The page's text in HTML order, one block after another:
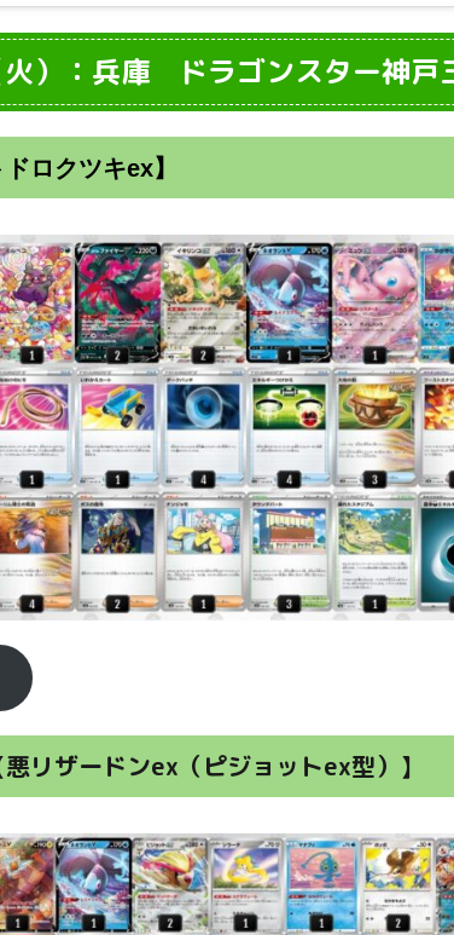
）：兵庫 ドラゴンスター神戸
ドロクツキex】
リザードンex（ピジョットex型）】